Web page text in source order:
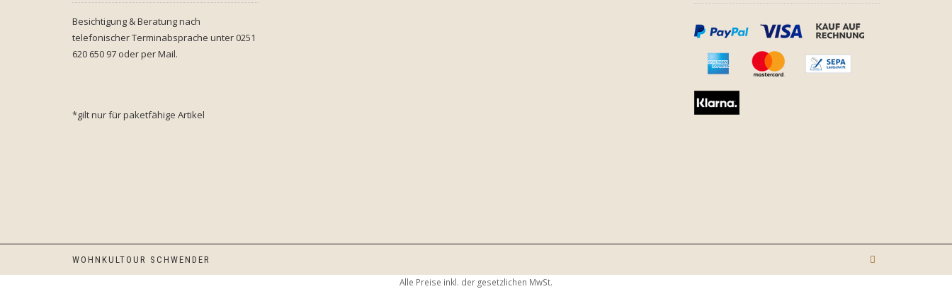
Besichtigung & Beratung nach
telefonischer Terminabsprache unter 0251
620 650 97 oder per Mail.
*gilt nur für paketfähige Artikel
WOHNKULTOUR SCHWENDER
Alle Preise inkl. der gesetzlichen MwSt.